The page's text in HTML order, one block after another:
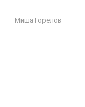
Миша Горелов